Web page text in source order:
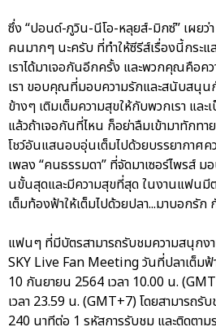
ซึ่ง “ปอนด์-ภูวิน-นีโอ-หลุยส์-มิกซ์” เผย
คนมากๆ นะครับ ที่ทำให้ซีรีส์เรื่องนี้กระ
เราได้มาเจอกันอีกครั้ง และพวกคุณคือ
เรา ขอบคุณที่มอบความรักและสนับสนุ
ข้างๆ เติมเต็มความสุขให้กับพวกเรา แ
แล้วถ้าเจอกันที่ไหน ก็อย่าลืมเข้ามาทักท
โชว์อันแสนอบอุ่นเต็มไปด้วยบรรยากาศ
เพลง “คนธรรมดา” ที่จัดมาเซอร์ไพรส์
นขั้นสุดและมีความสุขที่สุด ในงานแฟนมี
เต็มท้องฟ้าให้เต็มไปด้วยปลา...มาบอก
แฟนๆ ที่มีบัตรสามารถรับชมความสนุกง
SKY Live Fan Meeting วันที่ปลาเต็ม
10 กันยายน 2564 เวลา 10.00 น.
เวลา 23.59 น. (GMT+7) โดยสามารถรั
240 นาทีต่อ 1 รหัสการรับชม และติดตาม